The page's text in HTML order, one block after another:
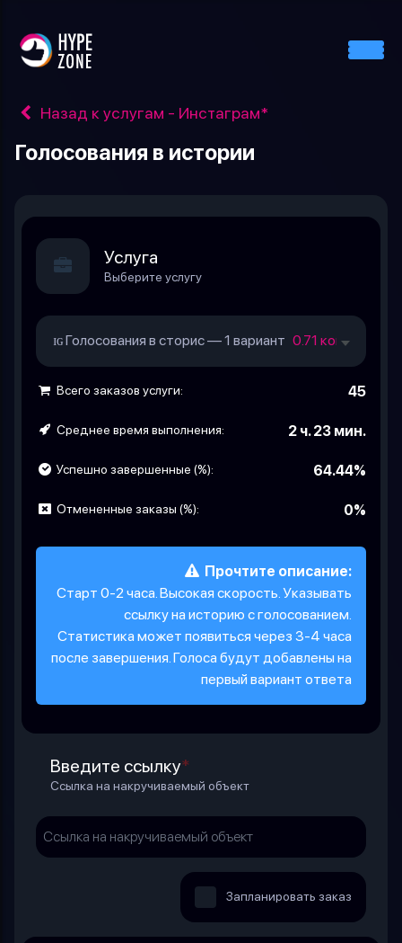
Назад к услугам - Инстаграм*
Голосования в истории
Услуга
Выберите услугу
ɪɢ Голосования в сторис — 1 вариант 0.71 коп. за шт.
Всего заказов услуги: 45
Среднее время выполнения: 2 ч. 23 мин.
Успешно завершенные (%): 64.44%
Отмененные заказы (%): 0%
Прочтите описание:
Старт 0-2 часа. Высокая скорость. Указывать
ссылку на историю с голосованием.
Статистика может появиться через 3-4 часа
после завершения. Голоса будут добавлены на
первый вариант ответа
Введите ссылку*
Ссылка на накручиваемый объект
Запланировать заказ